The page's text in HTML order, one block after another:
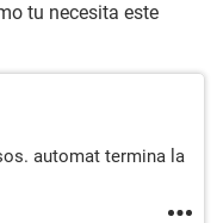
tu necesita este
automat termina la